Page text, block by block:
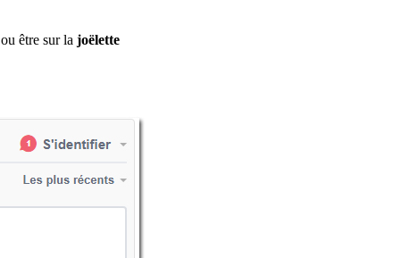
ou être sur la joëlette